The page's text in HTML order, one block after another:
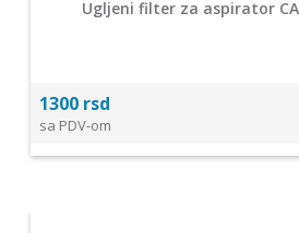
Ugljeni filter za aspirator
1300 rsd
sa PDV-om